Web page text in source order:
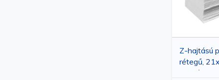
Z-hajtású
rétegű,
lap/készlet